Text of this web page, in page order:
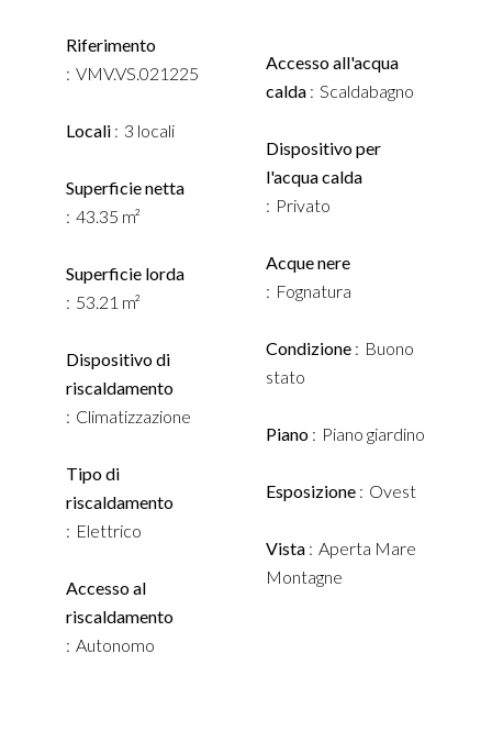
Riferimento
VMV.VS.021225
Locali 3 locali
Superficie netta
43.35 m²
Superficie lorda
53.21 m²
Dispositivo di
riscaldamento
Climatizzazione
Tipo di
riscaldamento
Elettrico
Accesso al
riscaldamento
Autonomo
Accesso all'acqua
calda
Scaldabagno
Dispositivo per
l'acqua calda
Privato
Acque nere
Fognatura
Condizione
Buono
stato
Piano Piano giardino
Esposizione Ovest
Vista
Aperta Mare
Montagne